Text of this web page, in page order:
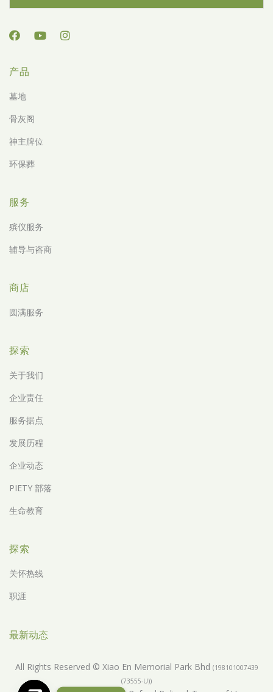
产品
墓地
骨灰阁
神主牌位
环保葬
服务
殡仪服务
辅导与咨商
商店
圆满服务
探索
关于我们
企业责任
服务据点
发展历程
企业动态
PIETY 部落
生命教育
探索
关怀热线
职涯
最新动态
All Rights Reserved © Xiao En Memorial Park Bhd (198101007439
(73555-U))